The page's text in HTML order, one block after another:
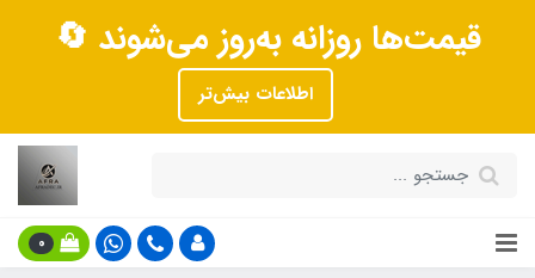
قیمت‌ها روزانه به‌روز می‌شوند 🔄
اطلاعات بیش‌تر
0